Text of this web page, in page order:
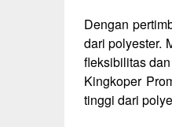
Dengan
dari polyester.
fleksibilitas
Kingkoper
tinggi dari